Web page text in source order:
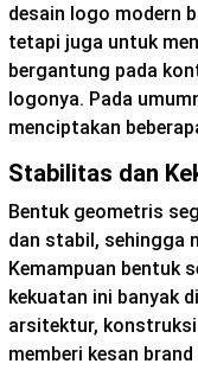
desain logo modern
tetapi juga untuk
bergantung pada
logonya. Pada
menciptakan
Stabilitas dan
Bentuk geometris
dan stabil, sehingga
Kemampuan bentuk
kekuatan ini banyak
arsitektur, konstruksi
memberi kesan